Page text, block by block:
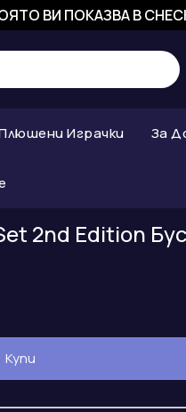
ВИ ПОКАЗВА В
Играчки За
2nd Edition
Купи